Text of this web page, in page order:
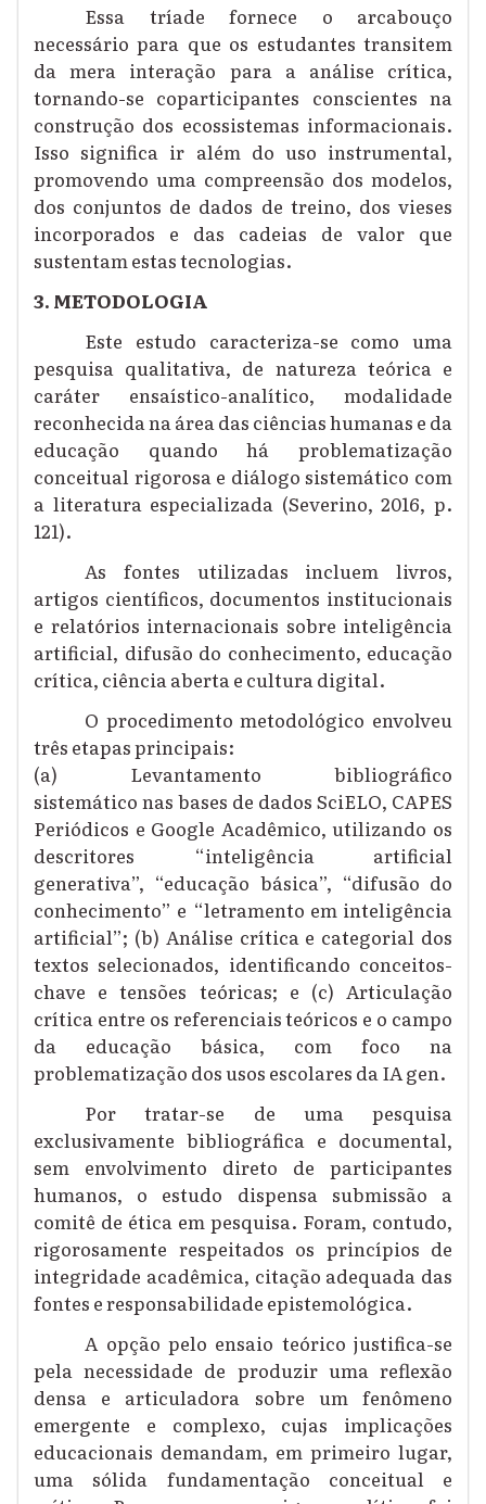
Essa tríade fornece o arcabouço
necessário para que os estudantes transitem
da mera interação para a análise crítica,
tornando-se coparticipantes conscientes na
construção dos ecossistemas informacionais.
Isso significa ir além do uso instrumental,
promovendo uma compreensão dos modelos,
dos conjuntos de dados de treino, dos vieses
incorporados e das cadeias de valor que
sustentam estas tecnologias.
3. METODOLOGIA
Este estudo caracteriza-se como uma
pesquisa qualitativa, de natureza teórica e
caráter ensaístico-analítico, modalidade
reconhecida na área das ciências humanas e da
educação quando há problematização
conceitual rigorosa e diálogo sistemático com
a literatura especializada (Severino, 2016, p.
121).
As fontes utilizadas incluem livros,
artigos científicos, documentos institucionais
e relatórios internacionais sobre inteligência
artificial, difusão do conhecimento, educação
crítica, ciência aberta e cultura digital.
O procedimento metodológico envolveu
três etapas principais:
(a) Levantamento bibliográfico
sistemático nas bases de dados SciELO, CAPES
Periódicos e Google Acadêmico, utilizando os
descritores “inteligência artificial
generativa”, “educação básica”, “difusão do
conhecimento” e “letramento em inteligência
artificial”; (b) Análise crítica e categorial dos
textos selecionados, identificando conceitos-
chave e tensões teóricas; e (c) Articulação
crítica entre os referenciais teóricos e o campo
da educação básica, com foco na
problematização dos usos escolares da IA gen.
Por tratar-se de uma pesquisa
exclusivamente bibliográfica e documental,
sem envolvimento direto de participantes
humanos, o estudo dispensa submissão a
comitê de ética em pesquisa. Foram, contudo,
rigorosamente respeitados os princípios de
integridade acadêmica, citação adequada das
fontes e responsabilidade epistemológica.
A opção pelo ensaio teórico justifica-se
pela necessidade de produzir uma reflexão
densa e articuladora sobre um fenômeno
emergente e complexo, cujas implicações
educacionais demandam, em primeiro lugar,
uma sólida fundamentação conceitual e